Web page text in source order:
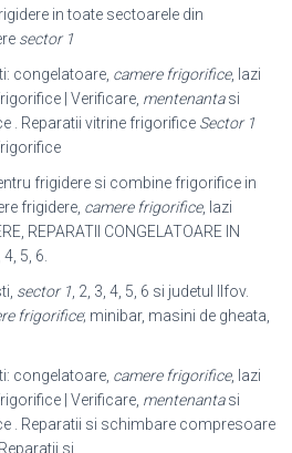
in toate sectoarele din
sector 1
congelatoare, camere frigorifice, lazi
| Verificare, mentenantasi
. Reparatii vitrine frigorifice Sector 1
frigidere si combine frigorifice in
frigidere, camere frigorifice, lazi
REPARATII CONGELATOARE IN
4, 5 , 6.
sector 1 , 2, 3, 4, 5, 6 si judetul Ilfov.
frigorifice; minibar, masini de gheata,
congelatoare, camere frigorifice, lazi
| Verificare, mentenantasi
. Reparatii si schimbare compresoare
si